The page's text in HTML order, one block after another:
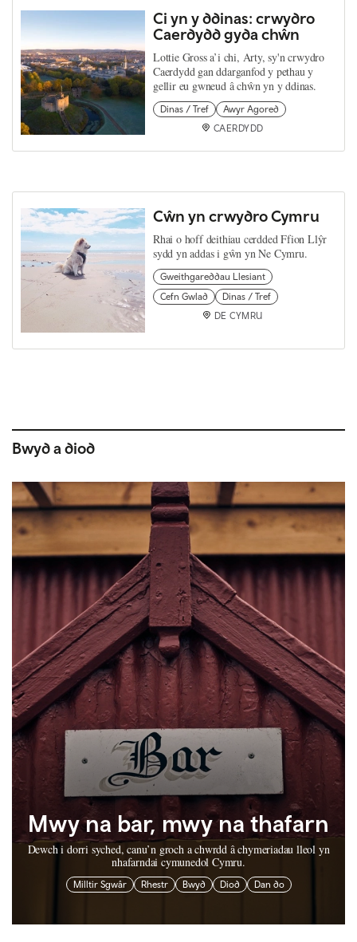
Ci yn y ddinas: crwydro
Caerdydd gyda chŵn
Lottie Gross a’i chi, Arty, sy'n crwydro
Caerdydd gan ddarganfod y pethau y
gellir eu gwneud â chŵn yn y ddinas.
Dinas / Tref
Awyr Agored
CAERDYDD
Cŵn yn crwydro Cymru
Rhai o hoff deithiau cerdded Ffion Llŷr
sydd yn addas i gŵn yn Ne Cymru.
Gweithgareddau Llesiant
Cefn Gwlad
Dinas / Tref
DE CYMRU
Bwyd a diod
Mwy na bar, mwy na thafarn
Dewch i dorri syched, canu’n groch a chwrdd â chymeriadau lleol yn
nhafarndai cymunedol Cymru.
Milltir Sgwâr Rhestr Bwyd Diod Dan do